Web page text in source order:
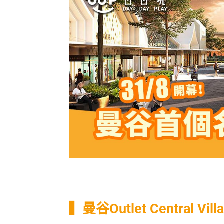
▍曼谷Outlet Central